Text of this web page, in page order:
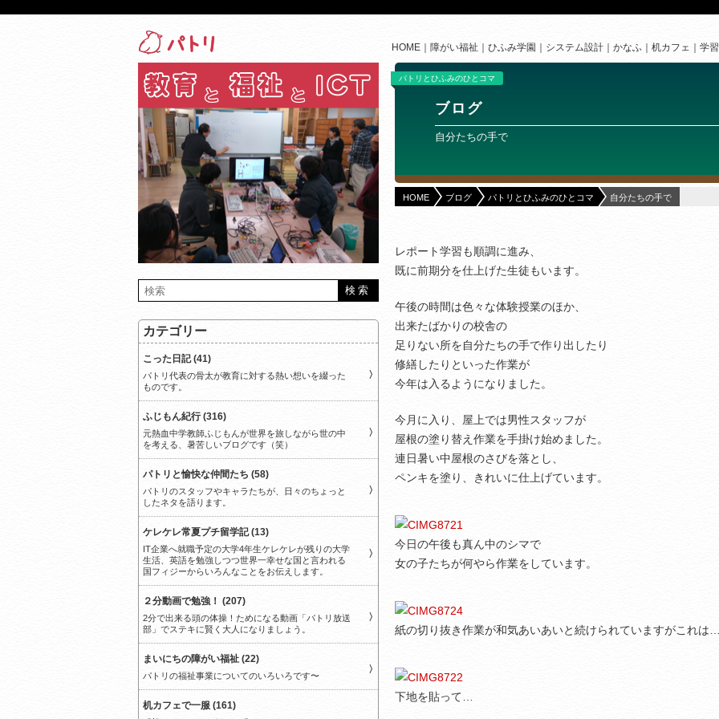
HOME 障がい福祉 ひふみ学園 システム設計 かなふ 机カフェ 学
パトリとひふみのひとコマ
ブログ
自分たちの手で
HOME ブログ パトリとひふみのひとコマ 自分たちの手で
レポート学習も順調に進み、
既に前期分を仕上げた生徒もいます。
午後の時間は色々な体験授業のほか、
出来たばかりの校舎の
足りない所を自分たちの手で作り出したり
修繕したりといった作業が
今年は入るようになりました。
今月に入り、屋上では男性スタッフが
屋根の塗り替え作業を手掛け始めました。
連日暑い中屋根のさびを落とし、
ペンキを塗り、きれいに仕上げています。
今日の午後も真ん中のシマで
女の子たちが何やら作業をしています。
紙の切り抜き作業が和気あいあいと続けられていますがこれは
下地を貼って…
カテゴリー
こった日記 (41)
パトリ代表の骨太が教育に対する熱い想いを綴った
ものです。
ふじもん紀行 (316)
元熱血中学教師ふじもんが世界を旅しながら世の中
を考える、暑苦しいブログです（笑）
パトリと愉快な仲間たち (58)
パトリのスタッフやキャラたちが、日々のちょっと
したネタを語ります。
ケレケレ常夏プチ留学記 (13)
IT企業へ就職予定の大学4年生ケレケレが残りの大学
生活、英語を勉強しつつ世界一幸せな国と言われる
国フィジーからいろんなことをお伝えします。
２分動画で勉強！ (207)
2分で出来る頭の体操！ためになる動画「パトリ放送
部」でステキに賢く大人になりましょう。
まいにちの障がい福祉 (22)
パトリの福祉事業についてのいろいろです〜
机カフェで一服 (161)